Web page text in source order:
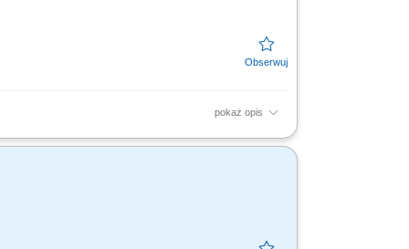
pokaż opis
realizację. Samodzielna organizacja